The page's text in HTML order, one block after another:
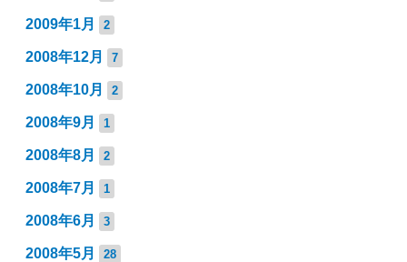
2009年1月 2
2008年12月 7
2008年10月 2
2008年9月 1
2008年8月 2
2008年7月 1
2008年6月 3
2008年5月 28